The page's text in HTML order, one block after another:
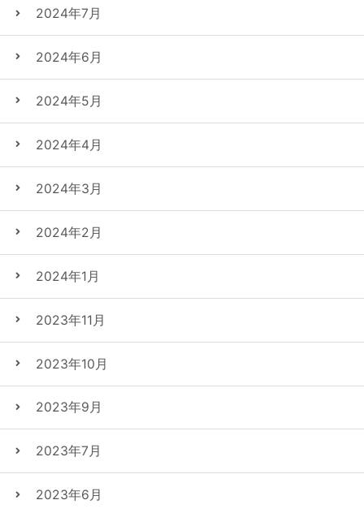
2024年7月
2024年6月
2024年5月
2024年4月
2024年3月
2024年2月
2024年1月
2023年11月
2023年10月
2023年9月
2023年7月
2023年6月